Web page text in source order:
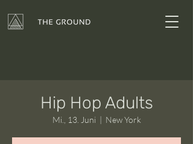
Hip Hop Adults
Mi., 13. Juni
  |
New York